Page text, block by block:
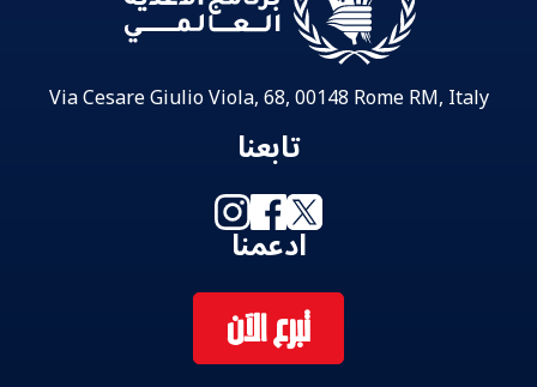
Via Cesare Giulio Viola, 68, 00148 Rome RM, Italy
تابعنا
ادعمنا
تبرع الآن